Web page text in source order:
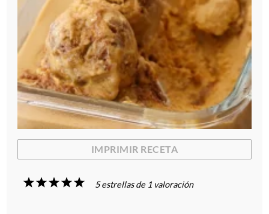
IMPRIMIR RECETA
5
4
3
2
1
5estrellas de 1 valoración